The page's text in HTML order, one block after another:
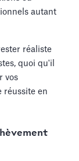
autant
réaliste
quoi qu'il
vos
réussite en